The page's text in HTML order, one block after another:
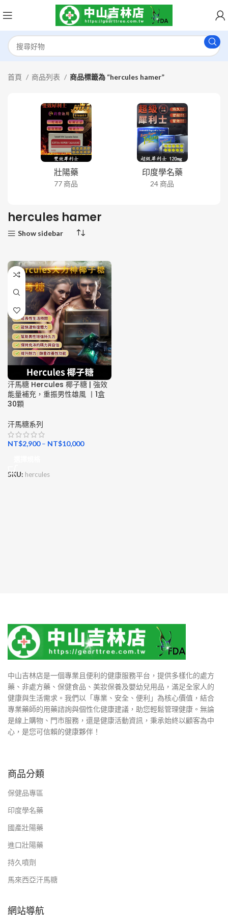
首頁 商品列表 商品標籤為 “hercules hamer”
壯陽藥
77 商品
印度學名藥
24 商品
hercules hamer
Show sidebar
汗馬糖 Hercules 椰子糖 | 強效
能量補充，重振男性雄風 丨1盒
30顆
汗馬糖系列
NT$2,900– NT$10,000
SKU: hercules
中山吉林店是一個專業且便利的健康服務平台，提供多樣化的處方
藥、非處方藥、保健食品、美妝保養及嬰幼兒用品，滿足全家人的
健康與生活需求。我們以「專業、安全、便利」為核心價值，結合
專業藥師的用藥諮詢與個性化健康建議，助您輕鬆管理健康。無論
是線上購物、門市服務，還是健康活動資訊，秉承始終以顧客為中
心，是您可信賴的健康夥伴！
商品分類
保健品專區
印度學名藥
國產壯陽藥
進口壯陽藥
持久噴劑
馬來西亞汗馬糖
網站導航